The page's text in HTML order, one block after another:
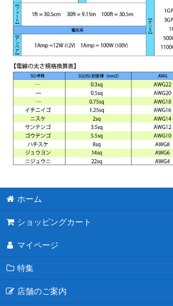
ホーム
ショッピングカート
マイページ
特集
店舗のご案内